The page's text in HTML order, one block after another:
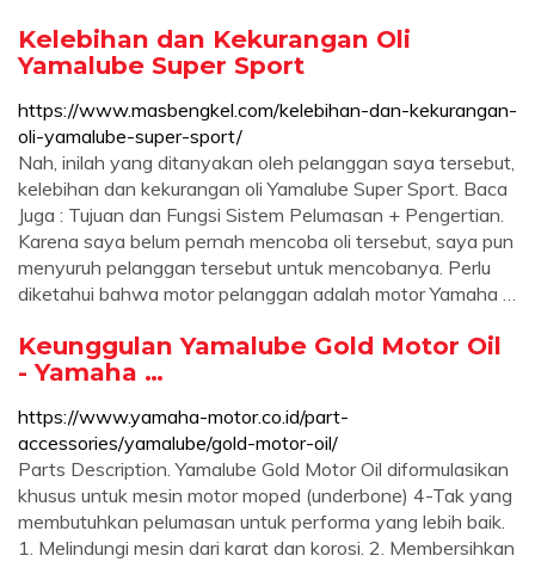
Kelebihan dan Kekurangan Oli
Yamalube Super Sport
https://www.masbengkel.com/kelebihan-dan-kekurangan-
oli-yamalube-super-sport/
Nah, inilah yang ditanyakan oleh pelanggan saya tersebut,
kelebihan dan kekurangan oli Yamalube Super Sport. Baca
Juga : Tujuan dan Fungsi Sistem Pelumasan + Pengertian.
Karena saya belum pernah mencoba oli tersebut, saya pun
menyuruh pelanggan tersebut untuk mencobanya. Perlu
diketahui bahwa motor pelanggan adalah motor Yamaha …
Keunggulan Yamalube Gold Motor Oil
- Yamaha …
https://www.yamaha-motor.co.id/part-
accessories/yamalube/gold-motor-oil/
Parts Description. Yamalube Gold Motor Oil diformulasikan
khusus untuk mesin motor moped (underbone) 4-Tak yang
membutuhkan pelumasan untuk performa yang lebih baik.
1. Melindungi mesin dari karat dan korosi. 2. Membersihkan